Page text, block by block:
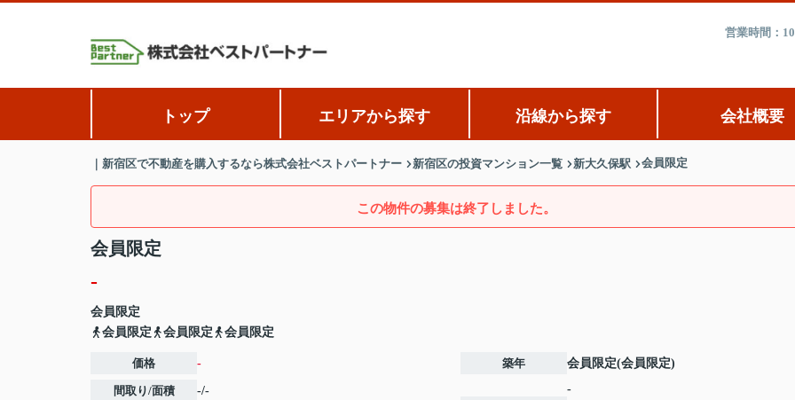
営業時間：
トップ エリアから探す 沿線から探す 会社概要
｜新宿区で不動産を購入するなら株式会社ベストパートナー 新宿区の投資マンション一覧 新大久保駅 会員限定
この物件の募集は終了しました。
会員限定
-
会員限定
会員限定
会員限定 会員限定
価格 -
間取り/面積 -/-
築年 会員限定(会員限定)
-